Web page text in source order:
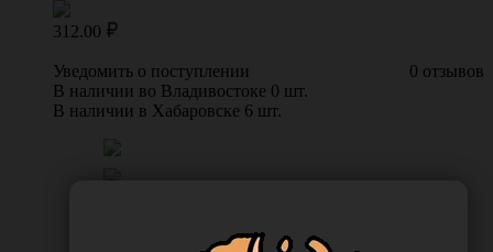
312.00
0 отзывов
Уведомить о поступлении
В наличии во Владивостоке 0 шт.
В наличии в Хабаровске 6 шт.